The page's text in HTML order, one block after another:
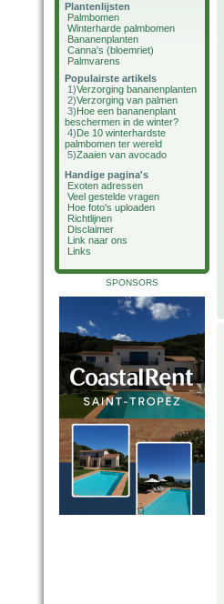
Plantenlijsten
Palmbomen
Winterharde palmbomen
Bananenplanten
Canna's (bloemriet)
Palmvarens
Populairste artikels
1)Verzorging bananenplanten
2)Verzorging van palmen
3)Hoe een bananenplant
beschermen in de winter?
4)De 10 winterhardste
palmbomen ter wereld
5)Zaaien van avocado
Handige pagina's
Exoten adressen
Veel gestelde vragen
Hoe foto's uploaden
Richtlijnen
Disclaimer
Link naar ons
Links
SPONSORS